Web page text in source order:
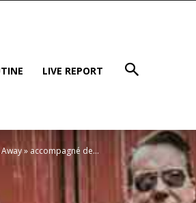
LIVE REPORT
» accompagné de...